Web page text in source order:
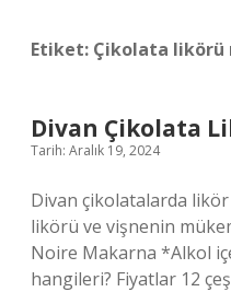
Etiket: Çikolata likörü
Divan Çikolata
Tarih: Aralık 19, 2024
Divan çikolatalarda likör
likörü ve vişnenin
Noire Makarna *Alkol
hangileri? Fiyatlar 12